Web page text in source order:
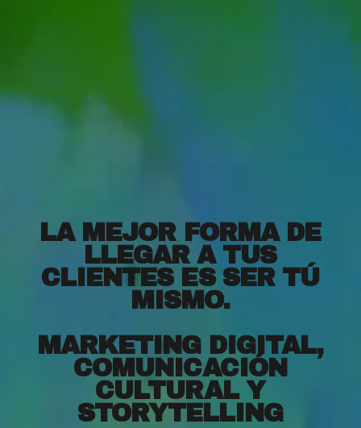
LA MEJOR FORMA DE
LLEGAR A TUS
CLIENTES ES SER TÚ
MISMO.
MARKETING DIGITAL,
COMUNICACIÓN
CULTURAL Y
STORYTELLING